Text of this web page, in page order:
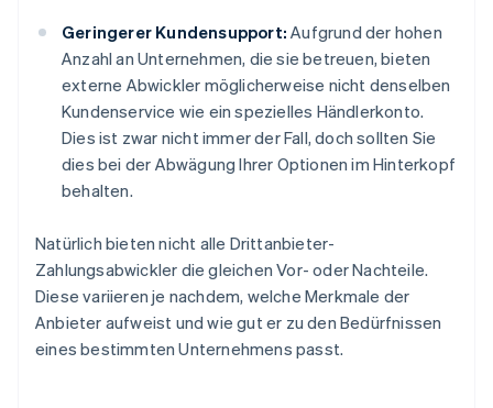
Geringerer Kundensupport: Aufgrund der hohen
Anzahl an Unternehmen, die sie betreuen, bieten
externe Abwickler möglicherweise nicht denselben
Kundenservice wie ein spezielles Händlerkonto.
Dies ist zwar nicht immer der Fall, doch sollten Sie
dies bei der Abwägung Ihrer Optionen im Hinterkopf
behalten.
Natürlich bieten nicht alle Drittanbieter-
Zahlungsabwickler die gleichen Vor- oder Nachteile.
Diese variieren je nachdem, welche Merkmale der
Anbieter aufweist und wie gut er zu den Bedürfnissen
eines bestimmten Unternehmens passt.